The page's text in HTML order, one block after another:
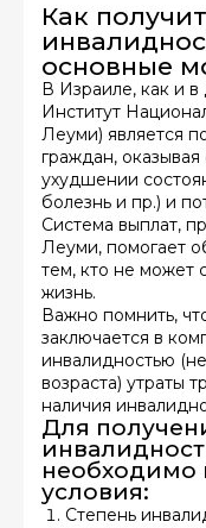
Как
основные
В Израиле, как и в
Институт
Леуми) является
граждан,
ухудшении
болезнь и пр.) и
Система выплат,
Леуми, помогает
тем, кто не может
жизнь.
Важно помнить,
заключается в
инвалидностью
возраста) утраты
наличия
Для
необходимо
условия:
Степень